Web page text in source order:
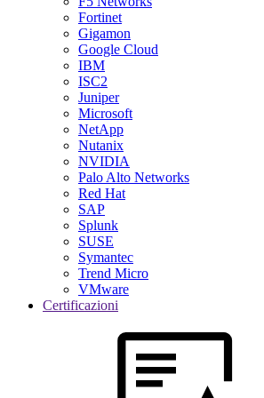
Fortinet
Gigamon
Google Cloud
IBM
ISC2
Juniper
Microsoft
NetApp
Nutanix
NVIDIA
Palo Alto Networks
Red Hat
SAP
Splunk
SUSE
Symantec
Trend Micro
VMware
Certificazioni